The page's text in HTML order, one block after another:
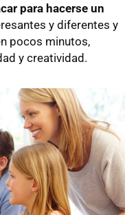
para hacerse un
y diferentes y
pocos minutos,
y creatividad.